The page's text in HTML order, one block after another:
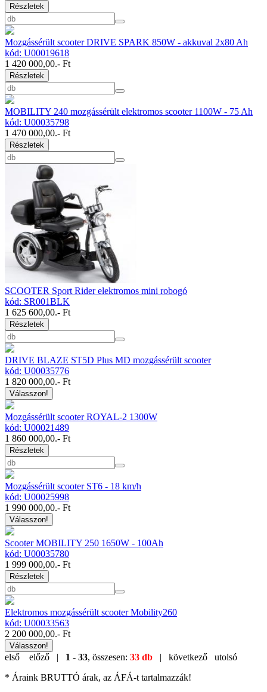
Részletek
Mozgássérült scooter DRIVE SPARK 850W - akkuval 2x80 Ah
kód: U00019618
1 420 000,00.- Ft
Részletek
MOBILITY 240 mozgássérült elektromos scooter 1100W - 75 Ah
kód: U00035798
1 470 000,00.- Ft
Részletek
SCOOTER Sport Rider elektromos mini robogó
kód: SR001BLK
1 625 600,00.- Ft
Részletek
DRIVE BLAZE ST5D Plus MD mozgássérült scooter
kód: U00035776
1 820 000,00.- Ft
Válasszon!
Mozgássérült scooter ROYAL-2 1300W
kód: U00021489
1 860 000,00.- Ft
Részletek
Mozgássérült scooter ST6 - 18 km/h
kód: U00025998
1 990 000,00.- Ft
Válasszon!
Scooter MOBILITY 250 1650W - 100Ah
kód: U00035780
1 999 000,00.- Ft
Részletek
Elektromos mozgássérült scooter Mobility260
kód: U00033563
2 200 000,00.- Ft
Válasszon!
első előző | 1 - 33, összesen: 33 db | következő
utolsó
* Áraink BRUTTÓ árak, az ÁFÁ-t tartalmazzák!